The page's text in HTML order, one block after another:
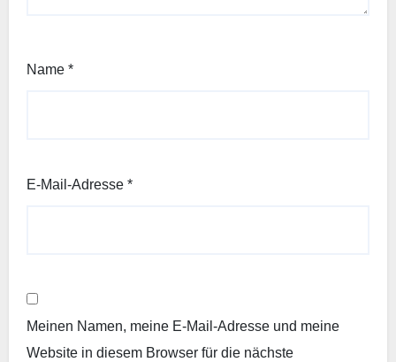
Name *
E-Mail-Adresse *
Meinen Namen, meine E-Mail-Adresse und meine
Website in diesem Browser für die nächste